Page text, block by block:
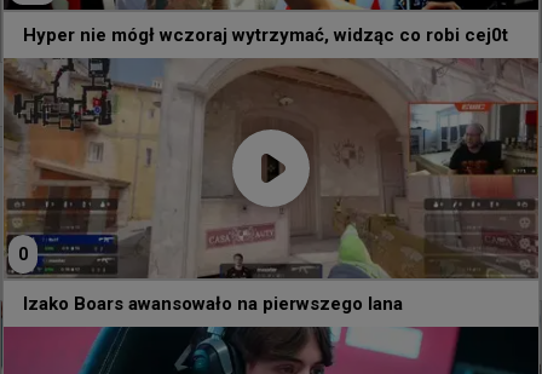
992 10
0
mutiris d3oo 32 minuty temu
MUTiRiS: Myślę, że dojście do naprawdę dobrego
poziomu zajmie nam około trzech lub czterech
miesięcy
Hyper nie mógł wczoraj wytrzymać, widząc co robi cej0t
0
Izako Boars awansowało na pierwszego lana